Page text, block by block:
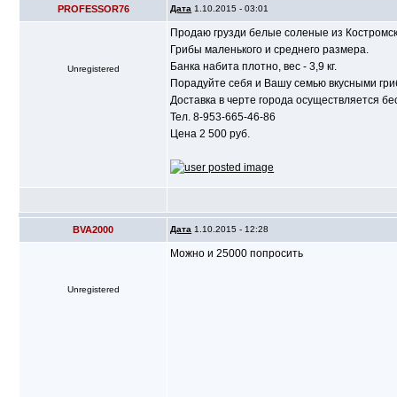
PROFESSOR76 Дата 1.10.2015 - 03:01
Unregistered
Продаю грузди белые соленые из
Грибы маленького и среднего размера.
Банка набита плотно, вес - 3,9 кг.
Порадуйте себя и Вашу семью вкусными
Доставка в черте города осуществляется
Тел. 8-953-665-46-86
Цена 2 500 руб.
BVA2000 Дата 1.10.2015 - 12:28
Unregistered
Можно и 25000 попросить